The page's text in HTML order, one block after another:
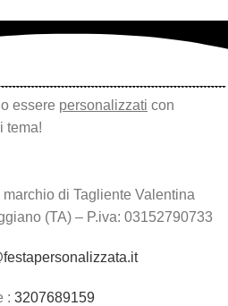
essere personalizzati con
tema!
di Tagliente Valentina
(TA) – P.iva: 03152790733
: 3207689159